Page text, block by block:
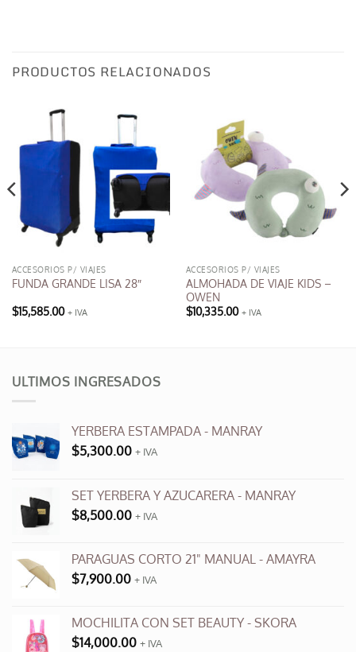
PRODUCTOS RELACIONADOS
ACCESORIOS P/ VIAJES
FUNDA GRANDE LISA 28″
$15,585.00 + IVA
múltiples
variantes.
se
pueden
página
producto
ACCESORIOS P/ VIAJES
ALMOHADA DE VIAJE KIDS –
OWEN
$10,335.00 + IVA
opciones
en
producto
ULTIMOS INGRESADOS
YERBERA ESTAMPADA - MANRAY
$5,300.00 + IVA
SET YERBERA Y AZUCARERA - MANRAY
$8,500.00 + IVA
PARAGUAS CORTO 21" MANUAL - AMAYRA
$7,900.00 + IVA
MOCHILITA CON SET BEAUTY - SKORA
$14,000.00 + IVA